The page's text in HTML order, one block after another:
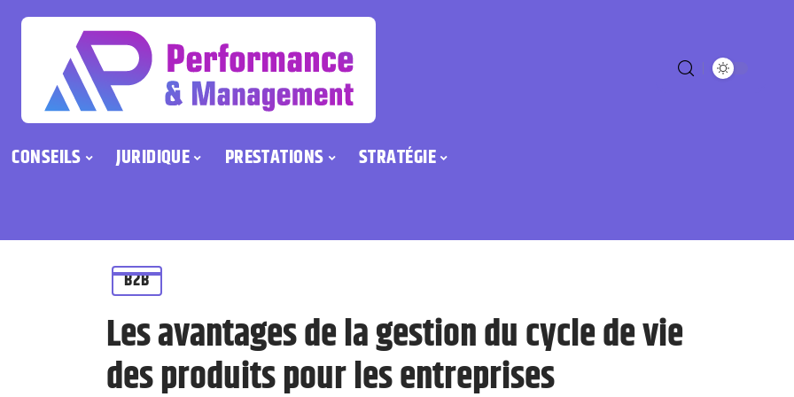
CONSEILS JURIDIQUE PRESTATIONS STRATÉGIE
B2B
Les avantages de la gestion du cycle de vie
des produits pour les entreprises